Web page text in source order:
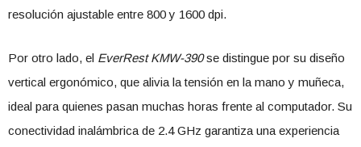
resolución ajustable entre 800 y 1600 dpi.
Por otro lado, el EverRest KMW-390se distingue por su diseño
vertical ergonómico, que alivia la tensión en la mano y muñeca,
ideal para quienes pasan muchas horas frente al computador. Su
conectividad inalámbrica de 2.4 GHz garantiza una experiencia